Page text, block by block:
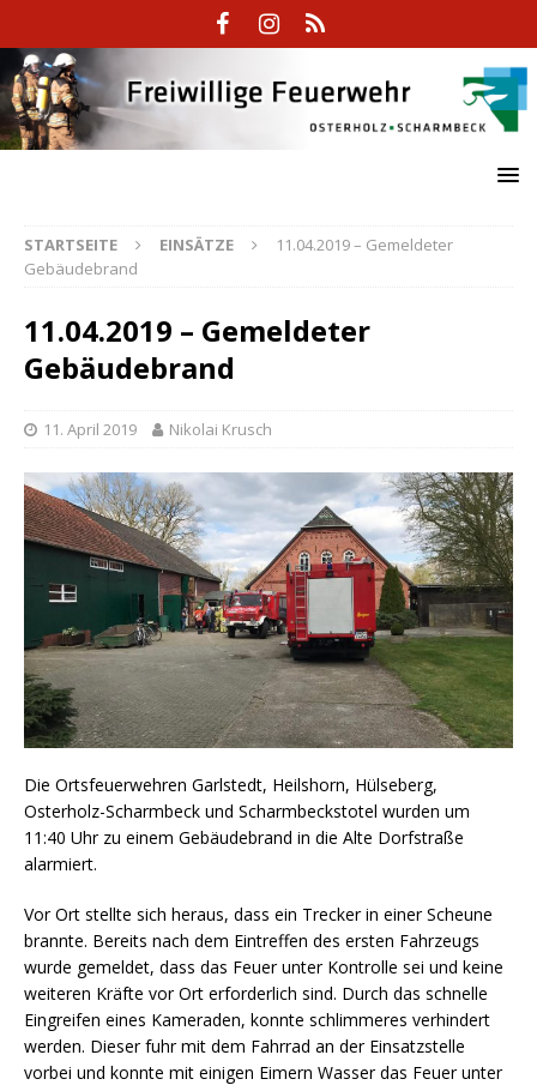
STARTSEITE EINSÄTZE
11.04.2019 – Gemeldeter
Gebäudebrand
11.04.2019 – Gemeldeter
Gebäudebrand
11. April 2019 Nikolai Krusch
Die Ortsfeuerwehren Garlstedt, Heilshorn, Hülseberg,
Osterholz-Scharmbeck und Scharmbeckstotel wurden um
11:40 Uhr zu einem Gebäudebrand in die Alte Dorfstraße
alarmiert.
Vor Ort stellte sich heraus, dass ein Trecker in einer Scheune
brannte. Bereits nach dem Eintreffen des ersten Fahrzeugs
wurde gemeldet, dass das Feuer unter Kontrolle sei und keine
weiteren Kräfte vor Ort erforderlich sind. Durch das schnelle
Eingreifen eines Kameraden, konnte schlimmeres verhindert
werden. Dieser fuhr mit dem Fahrrad an der Einsatzstelle
vorbei und konnte mit einigen Eimern Wasser das Feuer unter